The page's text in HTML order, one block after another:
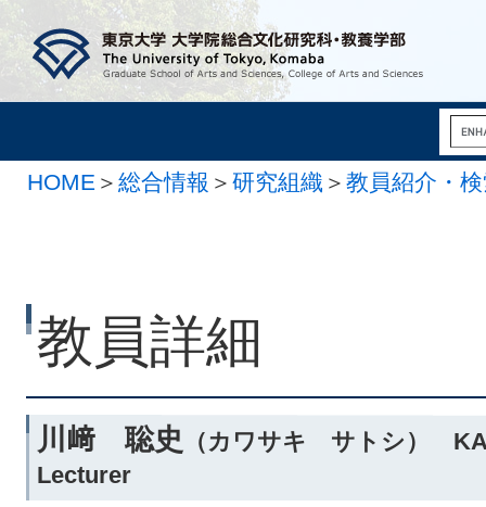
HOME ＞ 総合情報 ＞ 研究組織 ＞ 教員紹介・
教員詳細
川﨑 聡史
（カワサキ サトシ）
Lecturer